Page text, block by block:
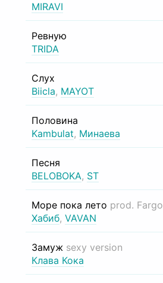
MIRAVI
Ревную
TRIDA
Слух
Biicla, MAYOT
Половина
Kambulat, Минаева
Песня
BELOBOKA, ST
Море пока лето prod. Fargo
Хабиб, VAVAN
Замуж sexy version
Клава Кока